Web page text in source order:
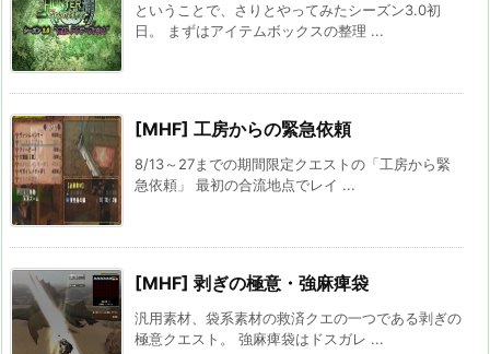
ということで、さりとやってみたシーズン3.0初
日。 まずはアイテムボックスの整理 ...
[MHF] 工房からの緊急依頼
8/13～27までの期間限定クエストの「工房から緊
急依頼」 最初の合流地点でレイ ...
[MHF] 剥ぎの極意・強麻痺袋
汎用素材、袋系素材の救済クエの一つである剥ぎの
極意クエスト。 強麻痺袋はドスガレ ...